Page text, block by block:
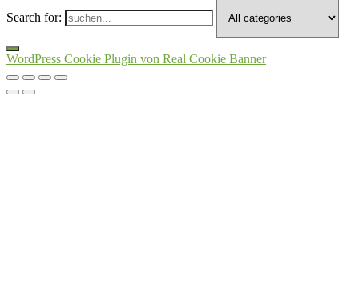
Search for:
WordPress Cookie Plugin von Real Cookie Banner